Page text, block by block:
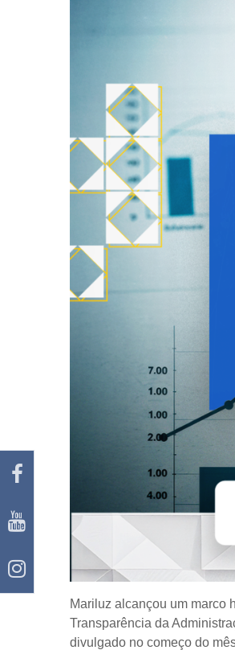
Mariluz alcançou um marco
Transparência da
divulgado no começo do